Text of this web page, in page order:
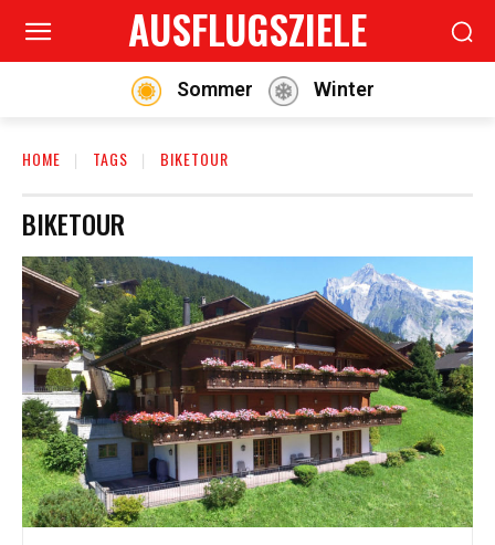
AUSFLUGSZIELE
Sommer Winter
HOME TAGS BIKETOUR
BIKETOUR